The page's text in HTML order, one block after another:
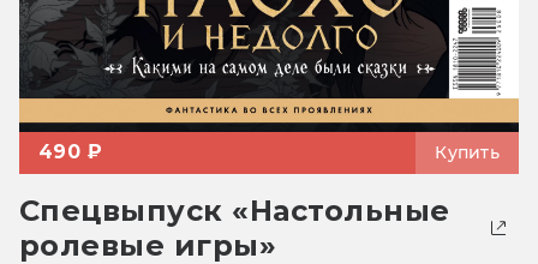
490 ₽ Купить
Спецвыпуск «Настольные
ролевые игры»